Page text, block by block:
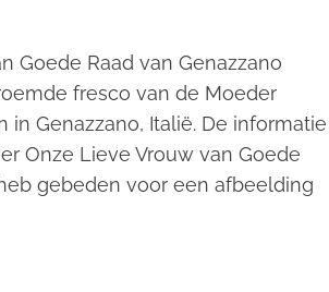
Goede Raad van Genazzano
fresco van de Moeder
Genazzano, Italië. De informatie
Onze Lieve Vrouw van Goede
gebeden voor een afbeelding